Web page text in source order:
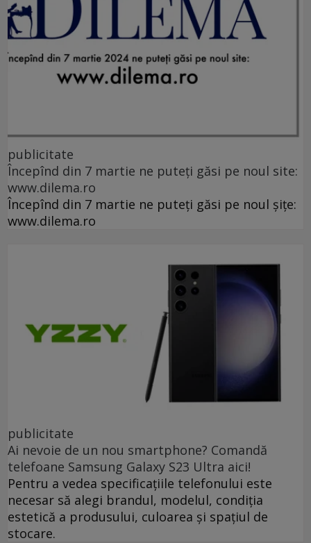
publicitate
Începînd din 7 martie ne puteți găsi pe noul site:
www.dilema.ro
Începînd din 7 martie ne puteți găsi pe noul șițe:
www.dilema.ro
publicitate
Ai nevoie de un nou smartphone? Comandă
telefoane Samsung Galaxy S23 Ultra aici!
Pentru a vedea specificațiile telefonului este
necesar să alegi brandul, modelul, condiția
estetică a produsului, culoarea și spațiul de
stocare.